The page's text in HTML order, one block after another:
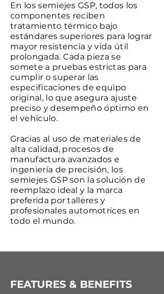
En los semiejes GSP, todos los
componentes reciben
tratamiento térmico bajo
estándares superiores para lograr
mayor resistencia y vida útil
prolongada. Cada pieza se
somete a pruebas estrictas para
cumplir o superar las
especificaciones de equipo
original, lo que asegura ajuste
preciso y desempeño óptimo en
el vehículo.
Gracias al uso de materiales de
alta calidad, procesos de
manufactura avanzados e
ingeniería de precisión, los
semiejes GSP son la solución de
reemplazo ideal y la marca
preferida por talleres y
profesionales automotrices en
todo el mundo.
FEATURES & BENEFITS